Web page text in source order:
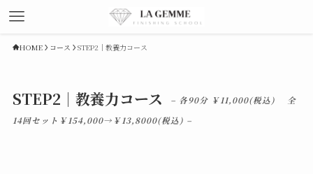
HOME コース STEP2｜教養力コース
STEP2｜教養力コース
– 各90分 ￥11,000(税込) 全
14回セット￥154,000→￥13,8000(税込) –